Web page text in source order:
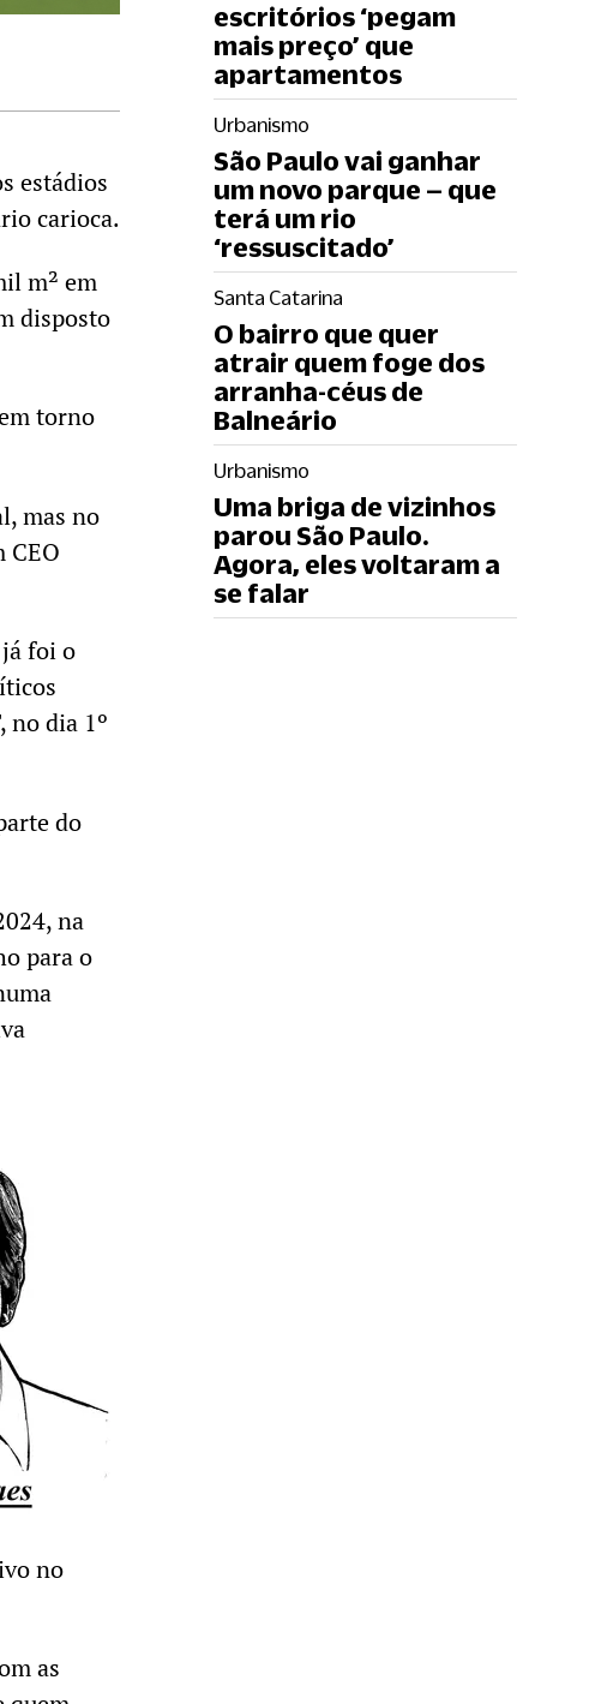
estádios
carioca.
m² em
disposto
torno
mas no
CEO
foi o
no dia 1º
do
na
para o
no
as
escritórios ‘pegam
mais preço’ que
apartamentos
Urbanismo
São Paulo vai ganhar
um novo parque – que
terá um rio
‘ressuscitado’
Santa Catarina
O bairro que quer
atrair quem foge dos
arranha-céus de
Balneário
Urbanismo
Uma briga de vizinhos
parou São Paulo.
Agora, eles voltaram a
se falar